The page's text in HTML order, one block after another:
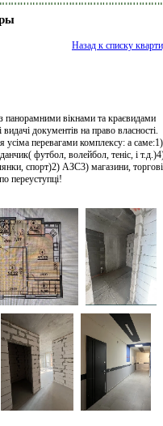
Назад к списку
вікнами та краєвидами
документів на право власності.
усіма перевагами комплексу: а саме:1)
футбол, волейбол, теніс, і
спорт)2) АЗС3) магазини, торгові
переуступці!